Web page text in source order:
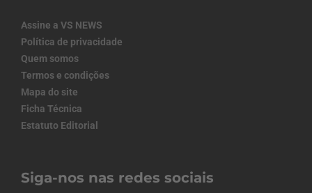
Assine a VS NEWS
Política de privacidade
Quem somos
Termos e condições
Mapa do site
Ficha Técnica
Estatuto Editorial
Siga-nos nas redes sociais